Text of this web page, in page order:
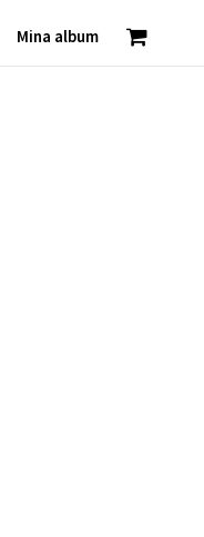
Mina album